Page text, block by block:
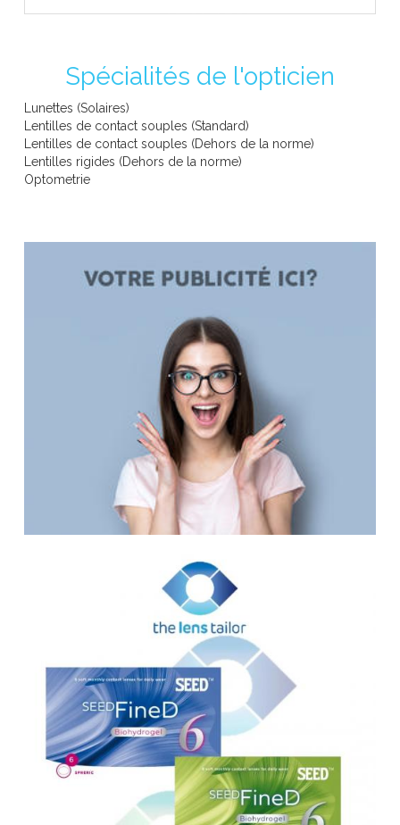
CARRERA EYEWEAR
DOLCE & GABBANA
GIORGIO ARMANI eyewear
Spécialités de l'opticien
Lunettes (Solaires)
Lentilles de contact souples (Standard)
Lentilles de contact souples (Dehors de la norme)
Lentilles rigides (Dehors de la norme)
Optometrie